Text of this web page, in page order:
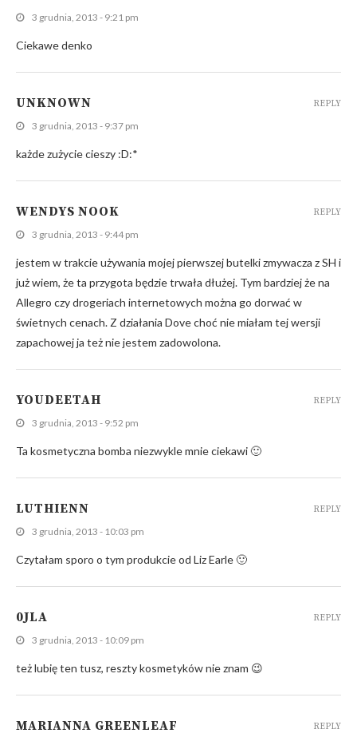
3 grudnia, 2013 - 9:21 pm
Ciekawe denko
UNKNOWN
3 grudnia, 2013 - 9:37 pm
każde zużycie cieszy :D:*
REPLY
WENDYS NOOK
3 grudnia, 2013 - 9:44 pm
jestem w trakcie używania mojej pierwszej butelki zmywacza z SH i
już wiem, że ta przygota będzie trwała dłużej. Tym bardziej że na
Allegro czy drogeriach internetowych można go dorwać w
świetnych cenach. Z działania Dove choć nie miałam tej wersji
zapachowej ja też nie jestem zadowolona.
REPLY
YOUDEETAH
3 grudnia, 2013 - 9:52 pm
Ta kosmetyczna bomba niezwykle mnie ciekawi 🙂
REPLY
LUTHIENN
3 grudnia, 2013 - 10:03 pm
Czytałam sporo o tym produkcie od Liz Earle 🙂
REPLY
0JLA
3 grudnia, 2013 - 10:09 pm
też lubię ten tusz, reszty kosmetyków nie znam 😉
REPLY
MARIANNA GREENLEAF REPLY